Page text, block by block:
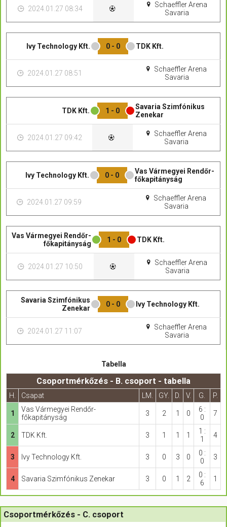
2024.01.27 08:34
Schaeffler Arena
Savaria
Ivy Technology Kft. 0 - 0 TDK Kft.
2024.01.27 08:51
Schaeffler Arena
Savaria
TDK Kft. 1 - 0
Savaria Szimfónikus
Zenekar
2024.01.27 09:42
Schaeffler Arena
Savaria
Ivy Technology Kft. 0 - 0
Vas Vármegyei Rendőr-
főkapitányság
2024.01.27 09:59
Schaeffler Arena
Savaria
Vas Vármegyei Rendőr-
főkapitányság
1 - 0 TDK Kft.
2024.01.27 10:50
Schaeffler Arena
Savaria
Savaria Szimfónikus
Zenekar
0 - 0 Ivy Technology Kft.
2024.01.27 11:07
Schaeffler Arena
Savaria
Tabella
Csoportmérkőzés - B. csoport - tabella
H. Csapat LM. GY. D. V. G. P.
1
Vas Vármegyei Rendőr-
főkapitányság
3 2 1 0
6 :
0
7
2 TDK Kft. 3 1 1 1
1 :
1
4
3 Ivy Technology Kft. 3 0 3 0
0 :
0
3
4 Savaria Szimfónikus Zenekar 3 0 1 2
0 :
6
1
Csoportmérkőzés - C. csoport